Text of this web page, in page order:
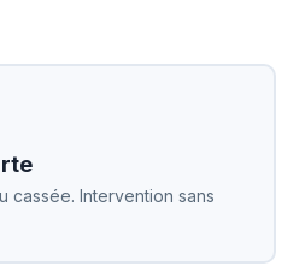
cassée. Intervention sans